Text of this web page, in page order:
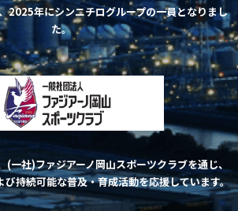
2025年にシンニチログループの一員となりまし
た。
一社)ファジアーノ岡山スポーツクラブを通じ、
び持続可能な普及・育成活動を応援しています。